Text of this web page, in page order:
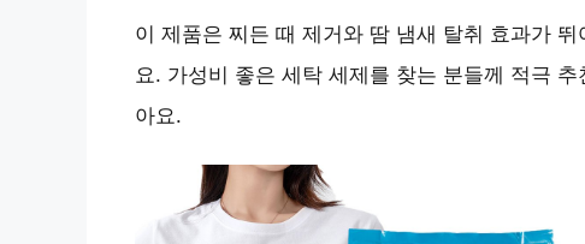
이 제품은 찌든 때 제거와 땀 냄새 탈취 효과가
요. 가성비 좋은 세탁 세제를 찾는 분들께 적극
아요.